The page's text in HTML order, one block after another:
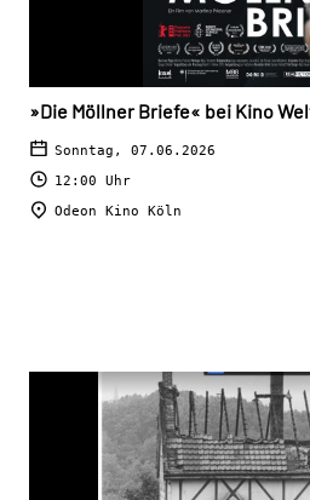
»Die Möllner Briefe« bei Kino
Sonntag, 07.06.2026
12:00 Uhr
Odeon Kino Köln